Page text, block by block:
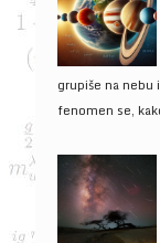
grupiše na nebu
fenomen se,